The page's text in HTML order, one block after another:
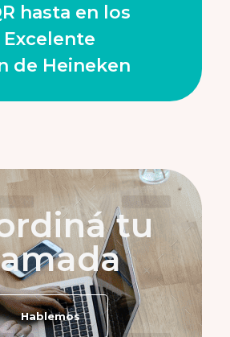
hasta en los
de Heineken
tu
Hablemos